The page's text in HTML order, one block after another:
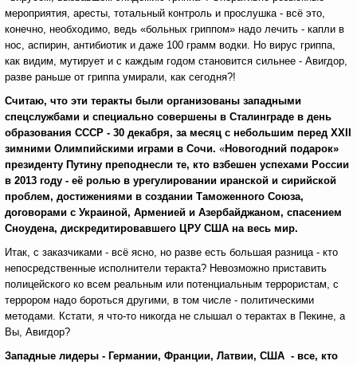
мероприятия, аресты, тотальный контроль и прослушка - всё это,
конечно, необходимо, ведь «больных гриппом» надо лечить - капли в
нос, аспирин, антибиотик и даже 100 грамм водки. Но вирус гриппа,
как видим, мутирует и с каждым годом становится сильнее - Авигдор,
разве раньше от гриппа умирали, как сегодня?!
Считаю, что эти теракты были организованы западными
спецслужбами и специально совершены в Сталинграде в день
образования СССР - 30 декабря, за месяц с небольшим перед XXII
зимними Олимпийскими играми в Сочи. «Новогодний подарок»
президенту Путину преподнесли те, кто взбешен успехами России
в 2013 году - её ролью в урегулировании иранской и сирийской
проблем, достижениями в создании Таможенного Союза,
договорами с Украиной, Арменией и Азербайджаном, спасением
Сноудена, дискредитировавшего ЦРУ США на весь мир.
Итак, с заказчиками - всё ясно, но разве есть большая разница - кто
непосредственные исполнители теракта? Невозможно приставить
полицейского ко всем реальным или потенциальным террористам, с
террором надо бороться другими, в том числе - политическими
методами. Кстати, я что-то никогда не слышал о терактах в Пекине, а
Вы, Авигдор?
Западные лидеры - Германии, Франции, Латвии, США - все, кто